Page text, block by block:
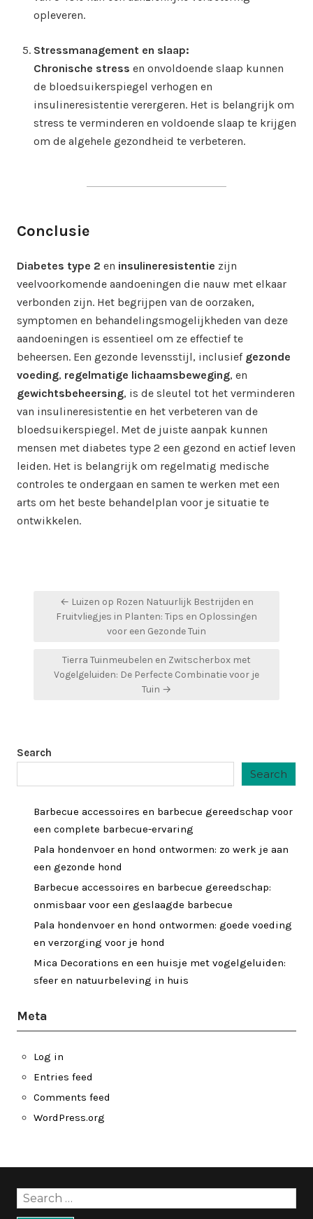
opleveren.
Stressmanagement en slaap:
Chronische stress en onvoldoende slaap kunnen
de bloedsuikerspiegel verhogen en
insulineresistentie verergeren. Het is belangrijk om
stress te verminderen en voldoende slaap te krijgen
om de algehele gezondheid te verbeteren.
Conclusie
Diabetes type 2 en insulineresistentie zijn
veelvoorkomende aandoeningen die nauw met elkaar
verbonden zijn. Het begrijpen van de oorzaken,
symptomen en behandelingsmogelijkheden van deze
aandoeningen is essentieel om ze effectief te
beheersen. Een gezonde levensstijl, inclusief gezonde
voeding, regelmatige lichaamsbeweging, en
gewichtsbeheersing, is de sleutel tot het verminderen
van insulineresistentie en het verbeteren van de
bloedsuikerspiegel. Met de juiste aanpak kunnen
mensen met diabetes type 2 een gezond en actief leven
leiden. Het is belangrijk om regelmatig medische
controles te ondergaan en samen te werken met een
arts om het beste behandelplan voor je situatie te
ontwikkelen.
navigation
← Luizen op Rozen Natuurlijk Bestrijden en
Fruitvliegjes in Planten: Tips en Oplossingen
voor een Gezonde Tuin
Tierra Tuinmeubelen en Zwitscherbox met
Vogelgeluiden: De Perfecte Combinatie voor je
Tuin →
Search
Search
Barbecue accessoires en barbecue gereedschap voor
een complete barbecue-ervaring
Pala hondenvoer en hond ontwormen: zo werk je aan
een gezonde hond
Barbecue accessoires en barbecue gereedschap:
onmisbaar voor een geslaagde barbecue
Pala hondenvoer en hond ontwormen: goede voeding
en verzorging voor je hond
Mica Decorations en een huisje met vogelgeluiden:
sfeer en natuurbeleving in huis
Meta
Log in
Entries feed
Comments feed
WordPress.org
Search
for: